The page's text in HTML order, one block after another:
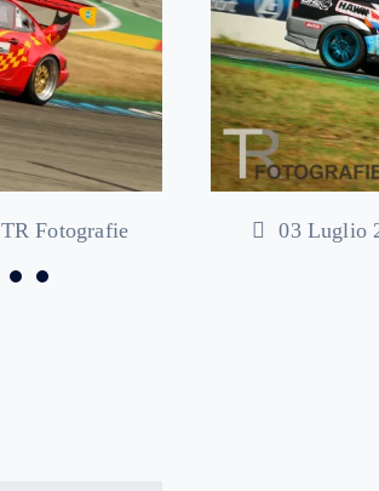
TR Fotografie 03 Luglio